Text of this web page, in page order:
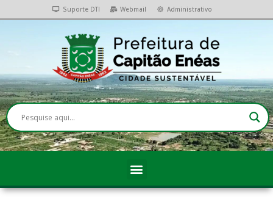
Suporte DTI Webmail Administrativo